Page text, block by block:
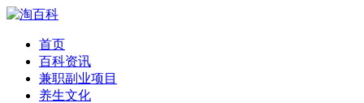
首页
百科资讯
兼职副业项目
养生文化